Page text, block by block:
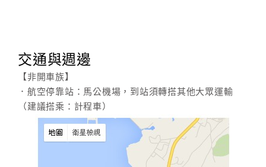
交通與週邊
【非開車族】
．航空停靠站：馬公機場，到站須轉搭其他大眾運輸
（建議搭乘：計程車）